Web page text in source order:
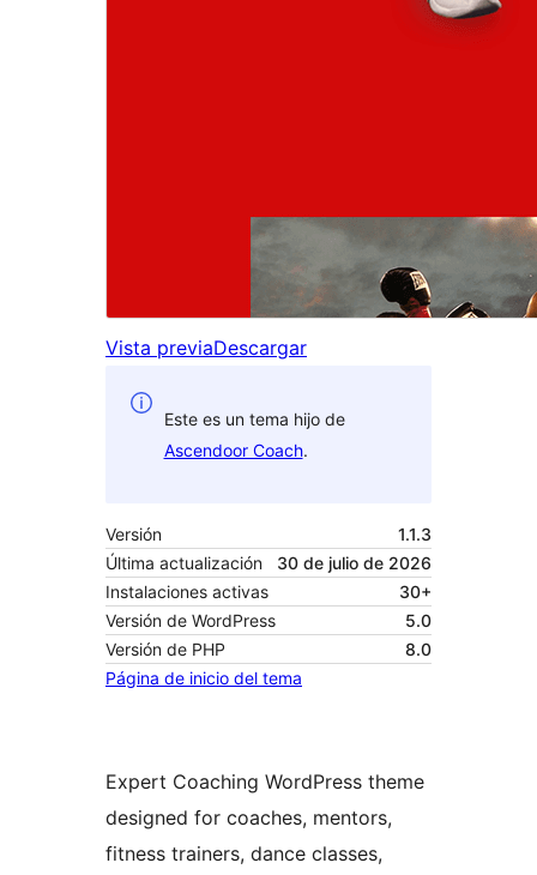
Vista previaDescargar
Este es un tema hijo de
Ascendoor Coach.
Versión
1.1.3
Última actualización
30 de julio de 2026
Instalaciones activas
30+
Versión de WordPress
5.0
Versión de PHP
8.0
Página de inicio del tema
Expert Coaching WordPress theme
designed for coaches, mentors,
fitness trainers, dance classes,